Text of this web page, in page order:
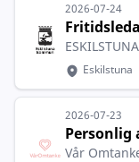
2026-07-24
Eskilstuna
2026-07-23
Personlig
Vår